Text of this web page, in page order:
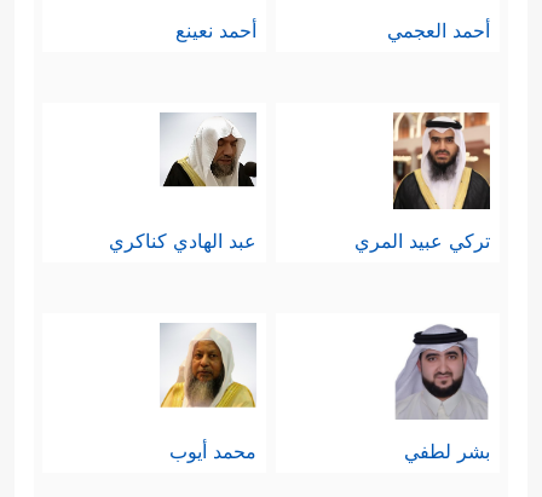
أحمد العجمي أحمد نعينع
تركي عبيد المري عبد الهادي كناكري
بشر لطفي محمد أيوب